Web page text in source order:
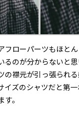
フローパーツもほと
るのが分からないと
襟元が引っ張られる
イズのシャツだと第
。